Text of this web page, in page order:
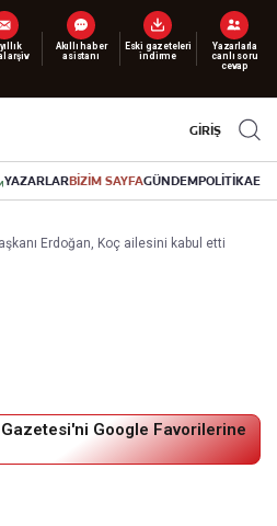
Yeni nesil dijital
TL’den başlayan fiyatlarla.
GİRİŞ
YAZARLARBİZİM SAYFAGÜNDEMPOLİTİKA
Erdoğan, Koç ailesini kabul etti
Google Favorilerine